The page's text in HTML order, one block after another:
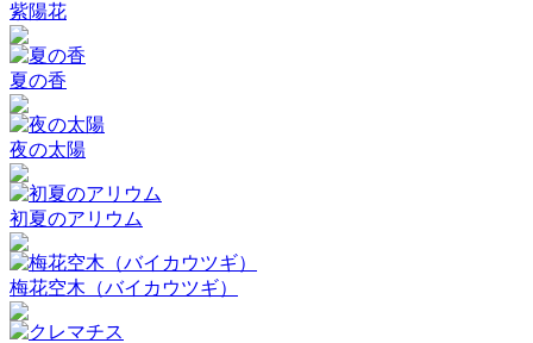
紫陽花
夏の香
夜の太陽
初夏のアリウム
梅花空木（バイカウツギ）